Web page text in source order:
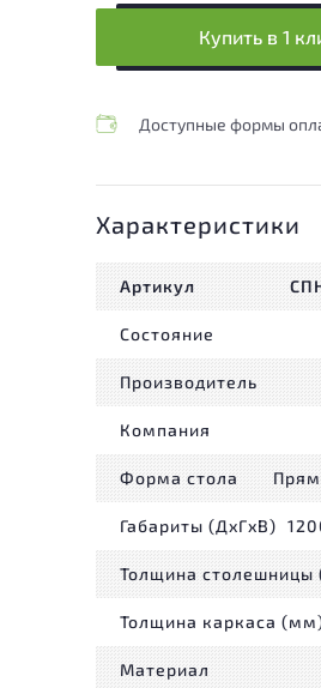
Купить в 1
Доступные формы
Характеристики
Артикул
Состояние
Производитель
Компания
Форма стола
Габариты (ДxГxВ)
Толщина
Толщина каркаса
Материал